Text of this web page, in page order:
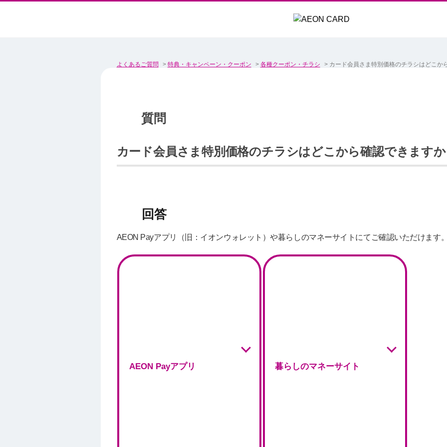
よくあるご質問 > 特典・キャンペーン・クーポン > 各種クーポン・チラシ > カード会員さま特別価格のチラシはどこか
カード会員さま特別価格のチラシはどこから確認できます
AEON Payアプリ（旧：イオンウォレット）や暮らしのマネーサイトにてご確認いただけます
AEON Payアプリ 暮らしのマネーサイト